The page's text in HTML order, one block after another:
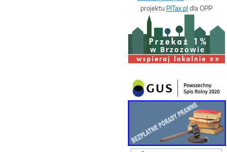
projektu PITax.pldla OPP
w Brzozowie